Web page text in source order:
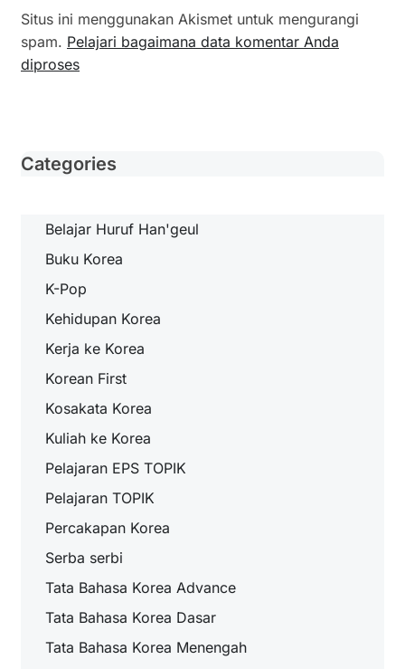
Situs ini menggunakan Akismet untuk mengurangi
spam. Pelajari bagaimana data komentar Anda
diproses
Categories
Belajar Huruf Han'geul
Buku Korea
K-Pop
Kehidupan Korea
Kerja ke Korea
Korean First
Kosakata Korea
Kuliah ke Korea
Pelajaran EPS TOPIK
Pelajaran TOPIK
Percakapan Korea
Serba serbi
Tata Bahasa Korea Advance
Tata Bahasa Korea Dasar
Tata Bahasa Korea Menengah